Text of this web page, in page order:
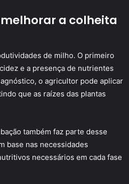
a colheita
de milho. O primeiro
e a presença de nutrientes
o agricultor pode aplicar
que as raízes das plantas
também faz parte desse
base nas necessidades
necessários em cada fase